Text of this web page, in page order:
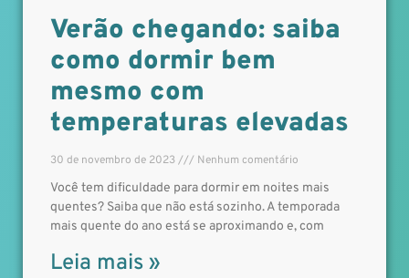
Verão chegando: saiba
como dormir bem
mesmo com
temperaturas elevadas
30 de novembro de 2023 Nenhum comentário
Você tem dificuldade para dormir em noites mais
quentes? Saiba que não está sozinho. A temporada
mais quente do ano está se aproximando e, com
Leia mais »